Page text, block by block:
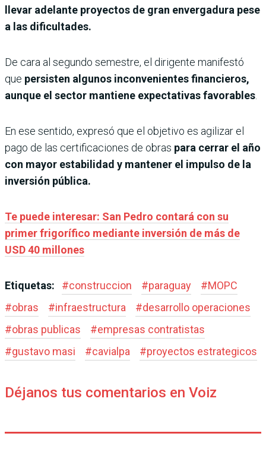
llevar adelante proyectos de gran envergadura pese
a las dificultades.
De cara al segundo semestre, el dirigente manifestó
que persisten algunos inconvenientes financieros,
aunque el sector mantiene expectativas favorables
En ese sentido, expresó que el objetivo es agilizar el
pago de las certificaciones de obras para cerrar el año
con mayor estabilidad y mantener el impulso de la
inversión pública.
Te puede interesar: San Pedro contará con su
primer frigorífico mediante inversión de más de
USD 40 millones
Etiquetas: #construccion #paraguay #MOPC
#obras #infraestructura #desarrollo operaciones
#obras publicas #empresas contratistas
#gustavo masi #cavialpa #proyectos estrategicos
Déjanos tus comentarios en Voiz